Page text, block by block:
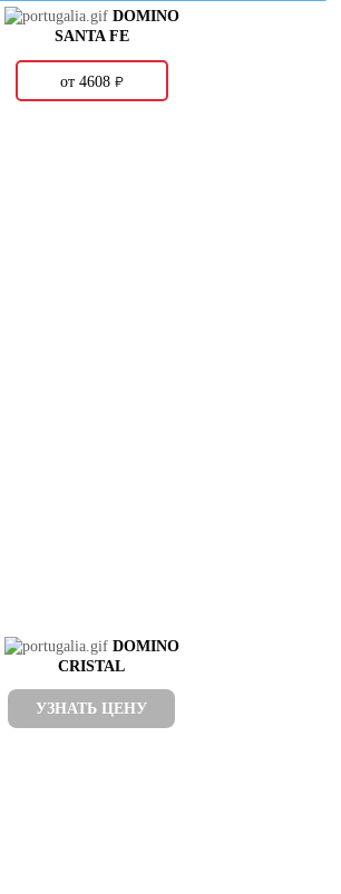
DOMINO
SANTA FE
от 4608 о
DOMINO
CRISTAL
УЗНАТЬ ЦЕНУ